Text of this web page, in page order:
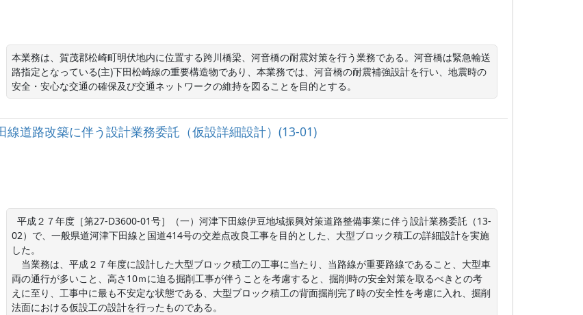
本業務は、賀茂郡松崎町明伏地内に位置する跨川橋梁、河音橋の耐震対策を行う業務である。河音橋は緊急輸送
路指定となっている(主)下田松崎線の重要構造物であり、本業務では、河音橋の耐震補強設計を行い、地震時の
安全・安心な交通の確保及び交通ネットワークの維持を図ることを目的とする。
道路改築に伴う設計業務委託（仮設詳細設計）(13-01)
  平成２７年度［第27-D3600-01号］（一）河津下田線伊豆地域振興対策道路整備事業に伴う設計業務委託（13-
02）で、一般県道河津下田線と国道414号の交差点改良工事を目的とした、大型ブロック積工の詳細設計を実施
した。
当業務は、平成２７年度に設計した大型ブロック積工の工事に当たり、当路線が重要路線であること、大型車
両の通行が多いこと、高さ10ｍに迫る掘削工事が伴うことを考慮すると、掘削時の安全対策を取るべきとの考
えに至り、工事中に最も不安定な状態である、大型ブロック積工の背面掘削完了時の安全性を考慮に入れ、掘削
法面における仮設工の設計を行ったものである。